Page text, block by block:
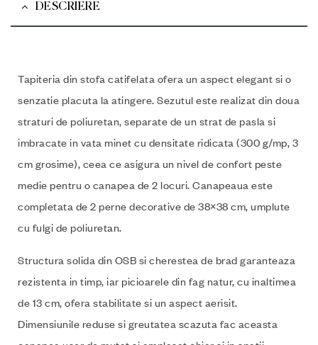
DESCRIERE
Tapiteria din stofa catifelata ofera un aspect elegant si o
senzatie placuta la atingere. Sezutul este realizat din doua
straturi de poliuretan, separate de un strat de pasla si
imbracate in vata minet cu densitate ridicata (300 g/mp, 3
cm grosime), ceea ce asigura un nivel de confort peste
medie pentru o canapea de 2 locuri. Canapeaua este
completata de 2 perne decorative de 38×38 cm, umplute
cu fulgi de poliuretan.
Structura solida din OSB si cherestea de brad garanteaza
rezistenta in timp, iar picioarele din fag natur, cu inaltimea
de 13 cm, ofera stabilitate si un aspect aerisit.
Dimensiunile reduse si greutatea scazuta fac aceasta